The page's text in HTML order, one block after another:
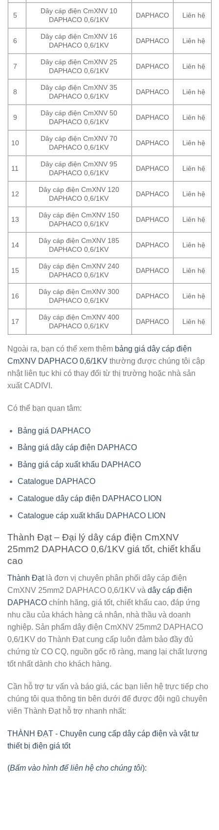
5
Dây cáp điện CmXNV 10
DAPHACO 0,6/1KV
DAPHACO Liên hệ
6
Dây cáp điện CmXNV 16
DAPHACO 0,6/1KV
DAPHACO Liên hệ
7
Dây cáp điện CmXNV 25
DAPHACO 0,6/1KV
DAPHACO Liên hệ
8
Dây cáp điện CmXNV 35
DAPHACO 0,6/1KV
DAPHACO Liên hệ
9
Dây cáp điện CmXNV 50
DAPHACO 0,6/1KV
DAPHACO Liên hệ
10
Dây cáp điện CmXNV 70
DAPHACO 0,6/1KV
DAPHACO Liên hệ
11
Dây cáp điện CmXNV 95
DAPHACO 0,6/1KV
DAPHACO Liên hệ
12
Dây cáp điện CmXNV 120
DAPHACO 0,6/1KV
DAPHACO Liên hệ
13
Dây cáp điện CmXNV 150
DAPHACO 0,6/1KV
DAPHACO Liên hệ
14
Dây cáp điện CmXNV 185
DAPHACO 0,6/1KV
DAPHACO Liên hệ
15
Dây cáp điện CmXNV 240
DAPHACO 0,6/1KV
DAPHACO Liên hệ
16
Dây cáp điện CmXNV 300
DAPHACO 0,6/1KV
DAPHACO Liên hệ
17
Dây cáp điện CmXNV 400
DAPHACO 0,6/1KV
DAPHACO Liên hệ
Ngoài ra, bạn có thể xem thêm bảng giá dây cáp điện
CmXNV DAPHACO 0,6/1KV thường được chúng tôi cập
nhật liên tục khi có thay đổi từ thị trường hoặc nhà sản
xuất CADIVI.
Có thể bạn quan tâm:
Bảng giá DAPHACO
Bảng giá dây cáp điện DAPHACO
Bảng giá cáp xuất khẩu DAPHACO
Catalogue DAPHACO
Catalogue dây cáp điện DAPHACO LION
Catalogue cáp xuất khẩu DAPHACO LION
Thành Đạt – Đại lý dây cáp điện CmXNV
25mm2 DAPHACO 0,6/1KV giá tốt, chiết khấu
cao
Thành Đạtlà đơn vị chuyên phân phối dây cáp điện
CmXNV 25mm2 DAPHACO 0,6/1KV và dây cáp điện
DAPHACO chính hãng, giá tốt, chiết khấu cao, đáp ứng
nhu cầu của khách hàng cá nhân, nhà thầu và doanh
nghiệp. Sản phẩm dây điện CmXNV 25mm2 DAPHACO
0,6/1KV do Thành Đạt cung cấp luôn đảm bảo đầy đủ
chứng từ CO CQ, nguồn gốc rõ ràng, mang lại chất lượng
tốt nhất dành cho khách hàng.
Cần hỗ trợ tư vấn và báo giá, các bạn liên hệ trực tiếp cho
chúng tôi qua thông tin bên dưới để được đội ngũ chuyên
viên Thành Đạt hỗ trợ nhanh nhất:
THÀNH ĐẠT - Chuyên cung cấp dây cáp điện và vật tư
thiết bị điện giá tốt
(Bấm vào hình để liên hệ cho chúng tôi):